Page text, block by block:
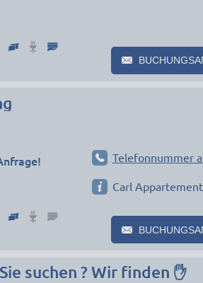
Telefonnummer
Carl
suchen ? Wir finden ✋